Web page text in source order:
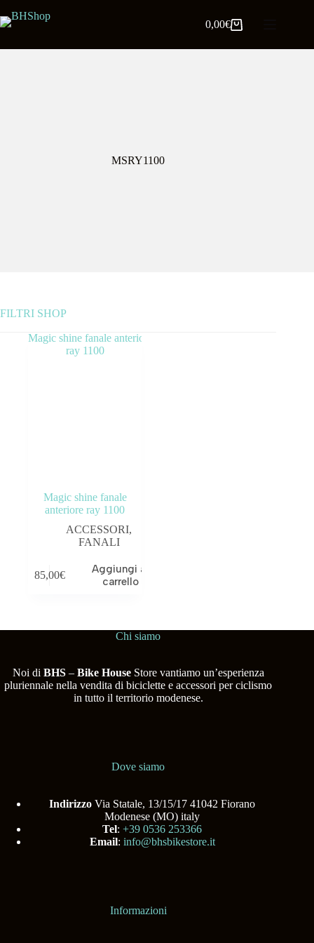
0,00€
MSRY1100
FILTRI SHOP
OUTLET
Magic shine fanale
anteriore ray 1100
ACCESSORI,
FANALI
85,00€
Aggiungi al
carrello
Chi siamo
Noi di BHS– Bike HouseStore vantiamo un’esperienza
pluriennale nella vendita di biciclette e accessori per ciclismo
in tutto il territorio modenese.
Dove siamo
Indirizzo Via Statale, 13/15/17 41042 Fiorano
Modenese (MO) italy
Tel:+39 0536 253366
Email: info@bhsbikestore.it
Informazioni